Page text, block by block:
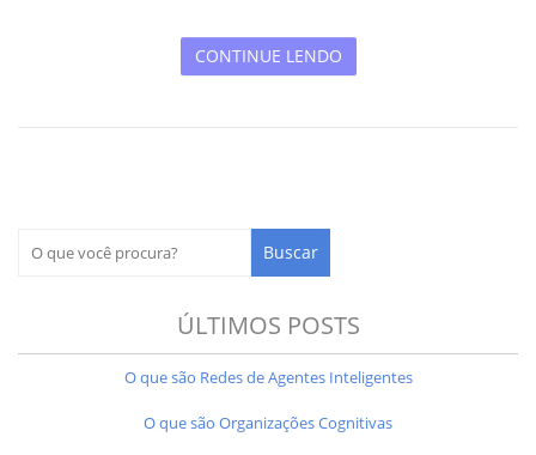
CONTINUE LENDO
ÚLTIMOS POSTS
O que são Redes de Agentes Inteligentes
O que são Organizações Cognitivas